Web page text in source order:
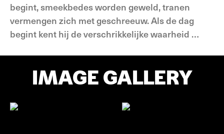
begint, smeekbedes worden geweld, tranen
vermengen zich met geschreeuw. Als de dag
begint kent hij de verschrikkelijke waarheid …
IMAGE GALLERY